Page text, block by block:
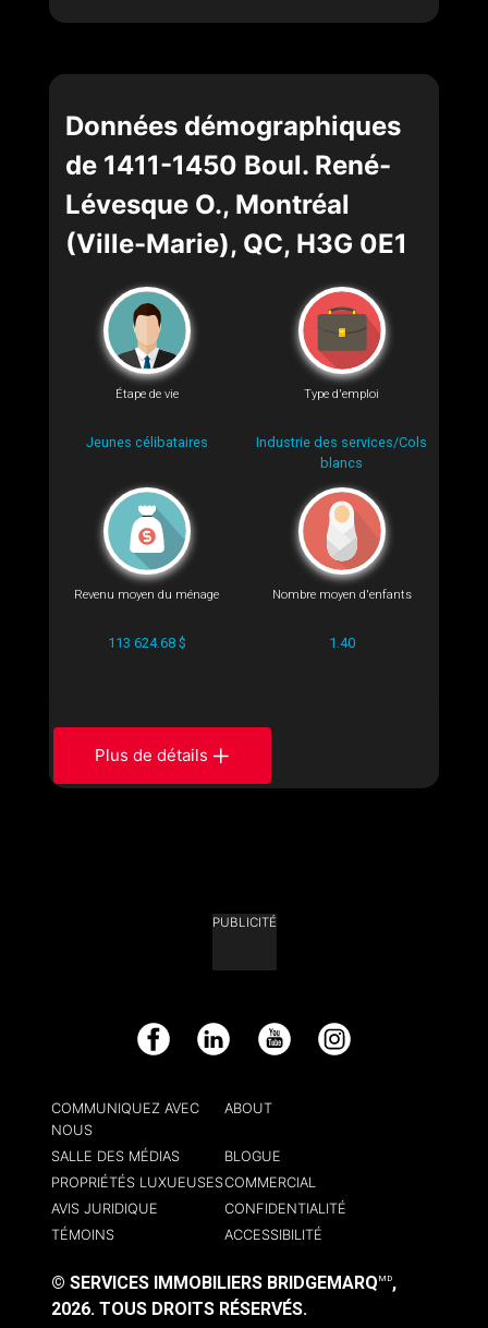
Données démographiques
de 1411-1450 Boul. René-
Lévesque O., Montréal
(Ville-Marie), QC, H3G 0E1
Étape de vie
Jeunes célibataires
Type d'emploi
Industrie des services/Cols
blancs
Revenu moyen du ménage
113 624.68 $
Nombre moyen d'enfants
1.40
Plus de détails
PUBLICITÉ
Facebook LinkedIn YouTube Instagram
COMMUNIQUEZ AVEC
NOUS
ABOUT
SALLE DES MÉDIAS
BLOGUE
PROPRIÉTÉS LUXUEUSESCOMMERCIAL
AVIS JURIDIQUE
CONFIDENTIALITÉ
TÉMOINS
ACCESSIBILITÉ
© SERVICES IMMOBILIERS BRIDGEMARQ MD,
2026. TOUS DROITS RÉSERVÉS.